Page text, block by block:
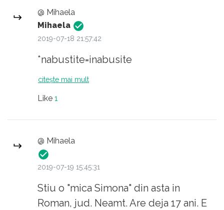
pleaca peste mari si tari, unde se pot
desfasura si dezvolta ca atare.
@ Mihaela
Mihaela
2019-07-18 21:57:42
*nabustite=inabusite
citește mai mult
Like 1
@ Mihaela
2019-07-19 15:45:31
Stiu o "mica Simona" din asta in
Roman, jud. Neamt. Are deja 17 ani. E